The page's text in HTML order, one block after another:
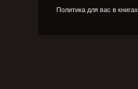
Политика для вас в книгах